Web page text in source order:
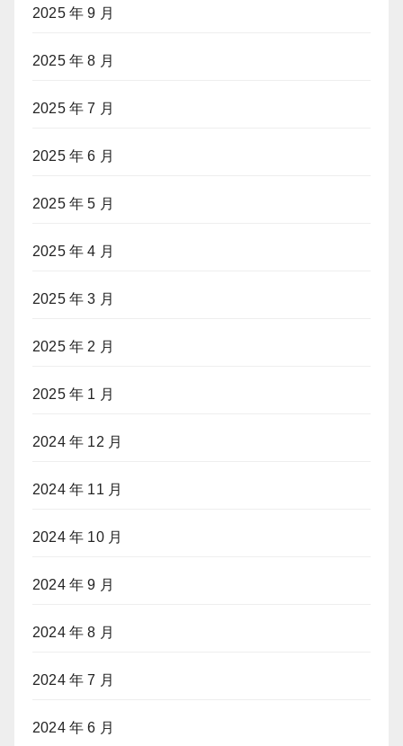
2025 年 9 月
2025 年 8 月
2025 年 7 月
2025 年 6 月
2025 年 5 月
2025 年 4 月
2025 年 3 月
2025 年 2 月
2025 年 1 月
2024 年 12 月
2024 年 11 月
2024 年 10 月
2024 年 9 月
2024 年 8 月
2024 年 7 月
2024 年 6 月